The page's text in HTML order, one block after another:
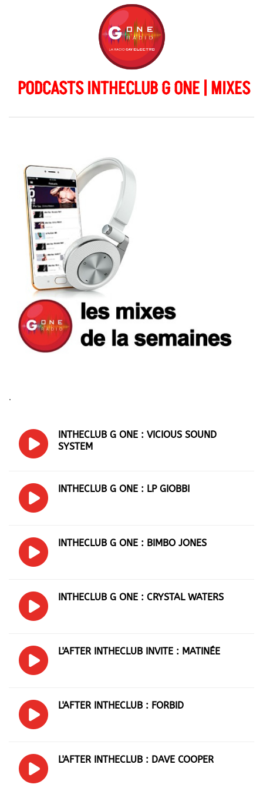
PODCASTS INTHECLUB G ONE | MIXES
.
INTHECLUB G ONE : VICIOUS SOUND
SYSTEM
INTHECLUB G ONE : LP GIOBBI
INTHECLUB G ONE : BIMBO JONES
INTHECLUB G ONE : CRYSTAL WATERS
L'AFTER INTHECLUB INVITE : MATINÉE
L'AFTER INTHECLUB : FORBID
L'AFTER INTHECLUB : DAVE COOPER